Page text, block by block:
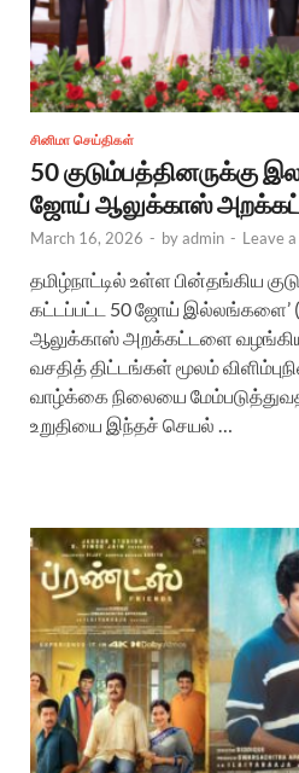
சினிமா செய்திகள்
50 குடும்பத்தினருக்கு
ஜோய் ஆலுக்காஸ்
March 16, 2026 - byadmin - Leave
தமிழ்நாட்டில் உள்ள பின்தங்கிய
கட்டப்பட்ட 50 ஜோய் இல்லங்களை’
ஆலுக்காஸ் அறக்கட்டளை
வசதித் திட்டங்கள் மூலம்
வாழ்க்கை நிலையை
உறுதியை இந்தச் செயல் …